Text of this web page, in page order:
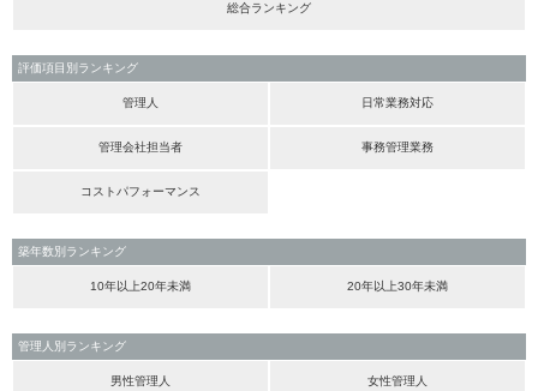
総合ランキング
評価項目別ランキング
管理人 日常業務対応
管理会社担当者 事務管理業務
コストパフォーマンス
築年数別ランキング
10年以上20年未満 20年以上30年未満
管理人別ランキング
男性管理人 女性管理人